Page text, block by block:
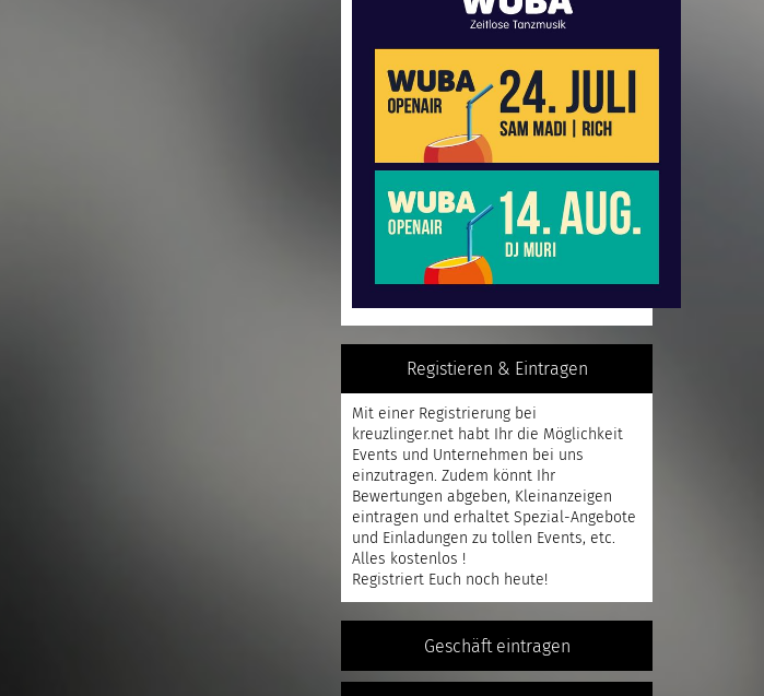
Registieren & Eintragen
Mit einer Registrierung bei
kreuzlinger.net habt Ihr die Möglichkeit
Events und Unternehmen bei uns
einzutragen. Zudem könnt Ihr
Bewertungen abgeben, Kleinanzeigen
eintragen und erhaltet Spezial-Angebote
und Einladungen zu tollen Events, etc.
Alles kostenlos !
Registriert Euch noch heute!
Geschäft eintragen